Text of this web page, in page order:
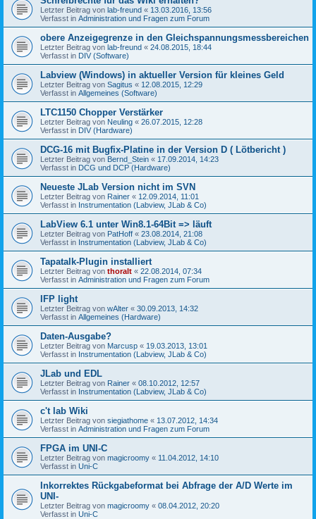
Letzter Beitrag von lab-freund « 13.03.2016, 13:56
Verfasst in Administration und Fragen zum Forum
obere Anzeigegrenze in den Gleichspannungsmessbereichen
Letzter Beitrag von lab-freund « 24.08.2015, 18:44
Verfasst in DIV (Software)
Labview (Windows) in aktueller Version für kleines Geld
Letzter Beitrag von Sagitus « 12.08.2015, 12:29
Verfasst in Allgemeines (Software)
LTC1150 Chopper Verstärker
Letzter Beitrag von Neuling « 26.07.2015, 12:28
Verfasst in DIV (Hardware)
DCG-16 mit Bugfix-Platine in der Version D ( Lötbericht )
Letzter Beitrag von Bernd_Stein « 17.09.2014, 14:23
Verfasst in DCG und DCP (Hardware)
Neueste JLab Version nicht im SVN
Letzter Beitrag von Rainer « 12.09.2014, 11:01
Verfasst in Instrumentation (Labview, JLab & Co)
LabView 6.1 unter Win8.1-64Bit => läuft
Letzter Beitrag von PatHoff « 23.08.2014, 21:08
Verfasst in Instrumentation (Labview, JLab & Co)
Tapatalk-Plugin installiert
Letzter Beitrag von thoralt « 22.08.2014, 07:34
Verfasst in Administration und Fragen zum Forum
IFP light
Letzter Beitrag von wAlter « 30.09.2013, 14:32
Verfasst in Allgemeines (Hardware)
Daten-Ausgabe?
Letzter Beitrag von Marcusp « 19.03.2013, 13:01
Verfasst in Instrumentation (Labview, JLab & Co)
JLab und EDL
Letzter Beitrag von Rainer « 08.10.2012, 12:57
Verfasst in Instrumentation (Labview, JLab & Co)
c't lab Wiki
Letzter Beitrag von siegiathome « 13.07.2012, 14:34
Verfasst in Administration und Fragen zum Forum
FPGA im UNI-C
Letzter Beitrag von magicroomy « 11.04.2012, 14:10
Verfasst in Uni-C
Inkorrektes Rückgabeformat bei Abfrage der A/D Werte im
UNI-
Letzter Beitrag von magicroomy « 08.04.2012, 20:20
Verfasst in Uni-C